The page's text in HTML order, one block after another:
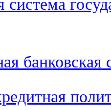
система
банковская